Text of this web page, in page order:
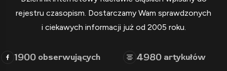
rejestru czasopism. Dostarczamy Wam sprawdzonych
i ciekawych informacji już od 2005 roku.
1900 obserwujących 4980 artykułów